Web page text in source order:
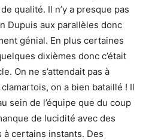
qualité. Il n’y a presque pas
Dupuis aux parallèles donc
génial. En plus certaines
dixièmes donc c’était
On ne s’attendait pas à
on a bien bataillé ! Il
sein de l’équipe que du coup
de lucidité avec des
certains instants. Des